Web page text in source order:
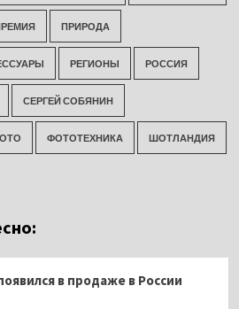
ПРИРОДА
РЕГИОНЫ РОССИЯ
СЕРГЕЙ СОБЯНИН
ФОТОТЕХНИКА ШОТЛАНДИЯ
в продаже в России